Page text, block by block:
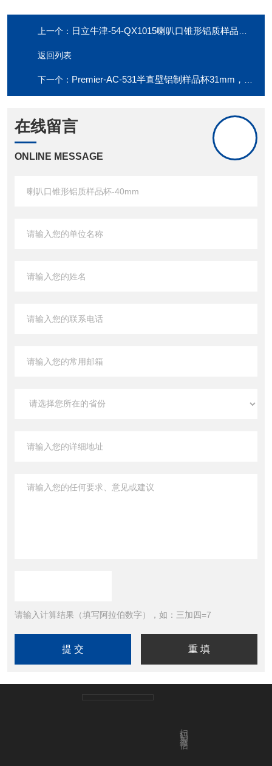
上一个： 日立牛津-54-QX1015喇叭口锥形铝质样品杯-40mm
返回列表
下一个： Premier-AC-531半直壁铝制样品杯31mm，直径31mm，高度8mm
在线留言
ONLINE MESSAGE
请输入计算结果（填写阿拉伯数字），如：三加四=7
扫码加微信